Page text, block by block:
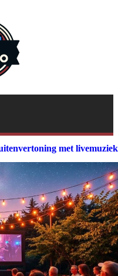
met livemuziek